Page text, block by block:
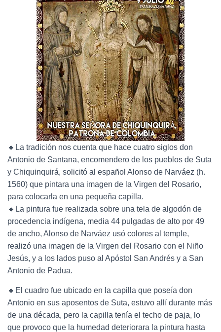
🔸La tradición nos cuenta que hace cuatro siglos don
Antonio de Santana, encomendero de los pueblos de Suta
y Chiquinquirá, solicitó al español Alonso de Narváez (h.
1560) que pintara una imagen de la Virgen del Rosario,
para colocarla en una pequeña capilla.
🔸La pintura fue realizada sobre una tela de algodón de
procedencia indígena, media 44 pulgadas de alto por 49
de ancho, Alonso de Narváez usó colores al temple,
realizó una imagen de la Virgen del Rosario con el Niño
Jesús, y a los lados puso al Apóstol San Andrés y a San
Antonio de Padua.
🔸El cuadro fue ubicado en la capilla que poseía don
Antonio en sus aposentos de Suta, estuvo allí durante más
de una década, pero la capilla tenía el techo de paja, lo
que provoco que la humedad deteriorara la pintura hasta